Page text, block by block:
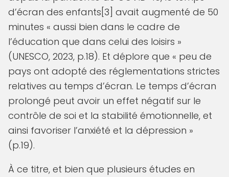
d’écran des enfants[3] avait augmenté de 50
minutes « aussi bien dans le cadre de
l’éducation que dans celui des loisirs »
(UNESCO, 2023, p.18). Et déplore que « peu de
pays ont adopté des réglementations strictes
relatives au temps d’écran. Le temps d’écran
prolongé peut avoir un effet négatif sur le
contrôle de soi et la stabilité émotionnelle, et
ainsi favoriser l’anxiété et la dépression »
(p.19).
À ce titre, et bien que plusieurs études en